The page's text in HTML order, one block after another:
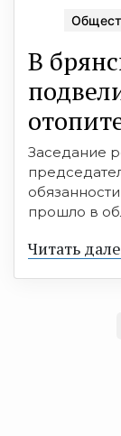
В
Заседание
прошло в
Читать